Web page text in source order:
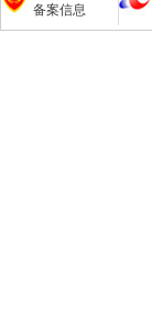
备案信息